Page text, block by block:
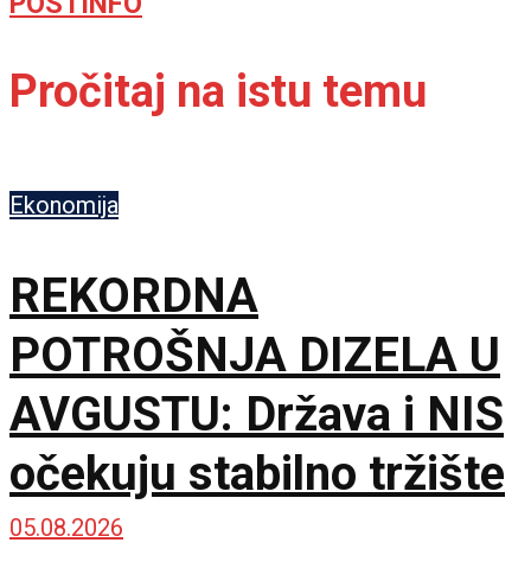
Pročitaj na istu temu
Ekonomija
REKORDNA
POTROŠNJA DIZELA U
AVGUSTU: Država i NIS
očekuju stabilno tržište
05.08.2026